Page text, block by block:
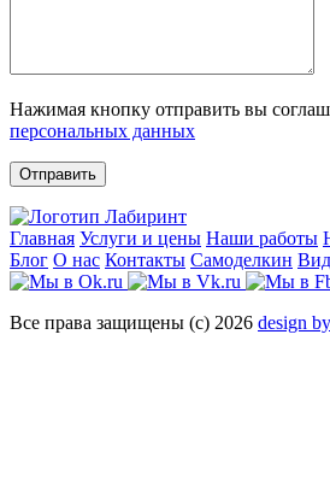
Нажимая кнопку отправить вы
персональных данных
Отправить
Главная Услуги и цены Наши работы
Блог О нас Контакты Самоделкин
Все права защищены (с) 2026 design